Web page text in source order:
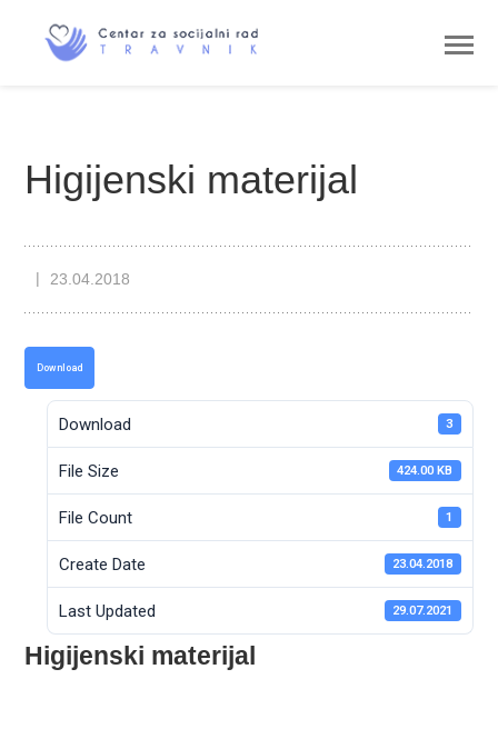
Higijenski materijal
23.04.2018
Download
Download 3
File Size 424.00 KB
File Count 1
Create Date 23.04.2018
Last Updated 29.07.2021
Higijenski materijal